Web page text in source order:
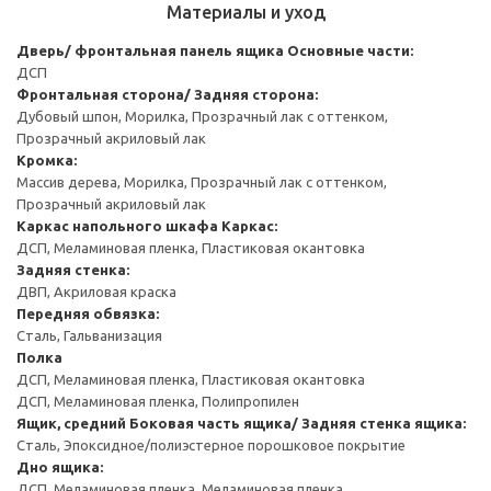
Материалы и уход
Дверь/ фронтальная панель ящика Основные части:
ДСП
Фронтальная сторона/ Задняя сторона:
Дубовый шпон, Морилка, Прозрачный лак с оттенком,
Прозрачный акриловый лак
Кромка:
Массив дерева, Морилка, Прозрачный лак с оттенком,
Прозрачный акриловый лак
Каркас напольного шкафа Каркас:
ДСП, Меламиновая пленка, Пластиковая окантовка
Задняя стенка:
ДВП, Акриловая краска
Передняя обвязка:
Сталь, Гальванизация
Полка
ДСП, Меламиновая пленка, Пластиковая окантовка
ДСП, Меламиновая пленка, Полипропилен
Ящик, средний Боковая часть ящика/ Задняя стенка ящика:
Сталь, Эпоксидное/полиэстерное порошковое покрытие
Дно ящика: